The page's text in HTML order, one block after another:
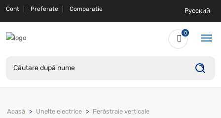
Cont Preferate Comparatie Русский
0
Acasă Unelte electrice
Ferăstraie verticale